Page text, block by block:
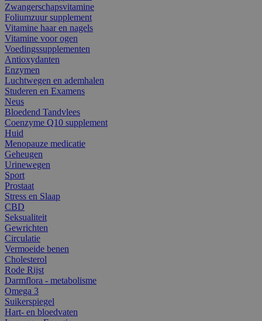
Zwangerschapsvitamine
Foliumzuur supplement
Vitamine haar en nagels
Vitamine voor ogen
Voedingssupplementen
Antioxydanten
Enzymen
Luchtwegen en ademhalen
Studeren en Examens
Neus
Bloedend Tandvlees
Coenzyme Q10 supplement
Huid
Menopauze medicatie
Geheugen
Urinewegen
Sport
Prostaat
Stress en Slaap
CBD
Seksualiteit
Gewrichten
Circulatie
Vermoeide benen
Cholesterol
Rode Rijst
Darmflora - metabolisme
Omega 3
Suikerspiegel
Hart- en bloedvaten